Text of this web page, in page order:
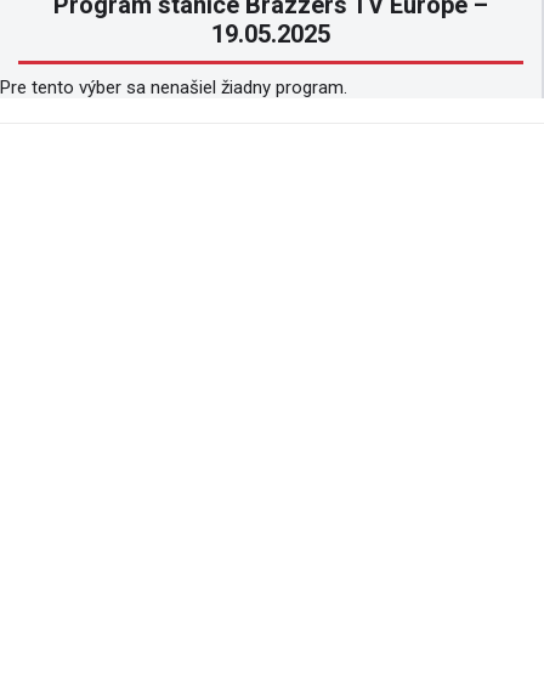
19.05.2025
Pre tento výber sa nenašiel žiadny program.